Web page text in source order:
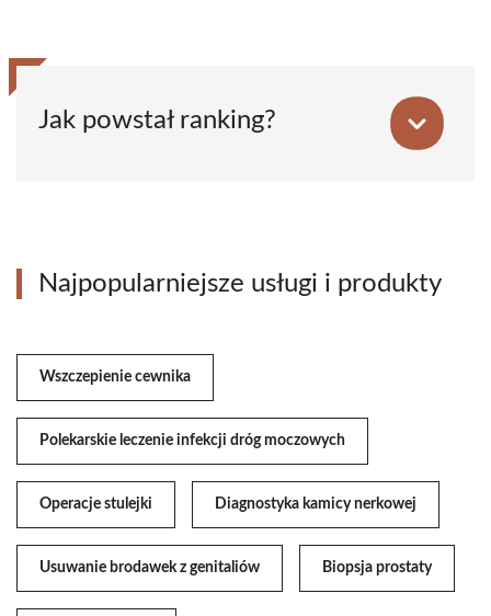
Jak powstał ranking?
Najpopularniejsze usługi i produkty
Wszczepienie cewnika
Polekarskie leczenie infekcji dróg moczowych
Operacje stulejki Diagnostyka kamicy nerkowej
Usuwanie brodawek z genitaliów Biopsja prostaty